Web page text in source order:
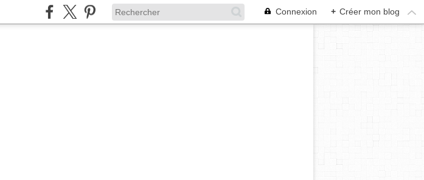
Connexion + Créer mon blog